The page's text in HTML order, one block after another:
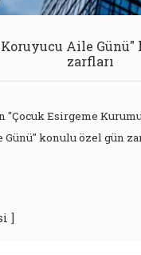
Aile
zarfları
"Çocuk Esirgeme
Günü" konulu özel gün
]